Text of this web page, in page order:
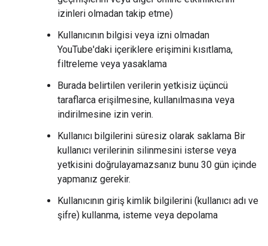
izinleri olmadan takip etme)
Kullanıcının bilgisi veya izni olmadan
YouTube'daki içeriklere erişimini kısıtlama,
filtreleme veya yasaklama
Burada belirtilen verilerin yetkisiz üçüncü
taraflarca erişilmesine, kullanılmasına veya
indirilmesine izin verin.
Kullanıcı bilgilerini süresiz olarak saklama Bir
kullanıcı verilerinin silinmesini isterse veya
yetkisini doğrulayamazsanız bunu 30 gün içinde
yapmanız gerekir.
Kullanıcının giriş kimlik bilgilerini (kullanıcı adı ve
şifre) kullanma, isteme veya depolama